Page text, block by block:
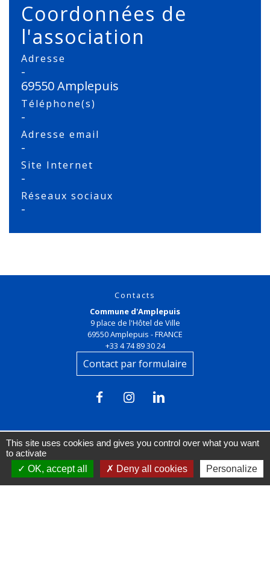
Coordonnées de
l'association
Adresse
-
69550 Amplepuis
Téléphone(s)
-
Adresse email
-
Site Internet
-
Réseaux sociaux
-
Contacts
Commune d'Amplepuis
9 place de l'Hôtel de Ville
69550 Amplepuis - FRANCE
+33 4 74 89 30 24
Contact par formulaire
Liens
This site uses cookies and gives you control over what you want
to activate
OK, accept all
Deny all cookies Personalize